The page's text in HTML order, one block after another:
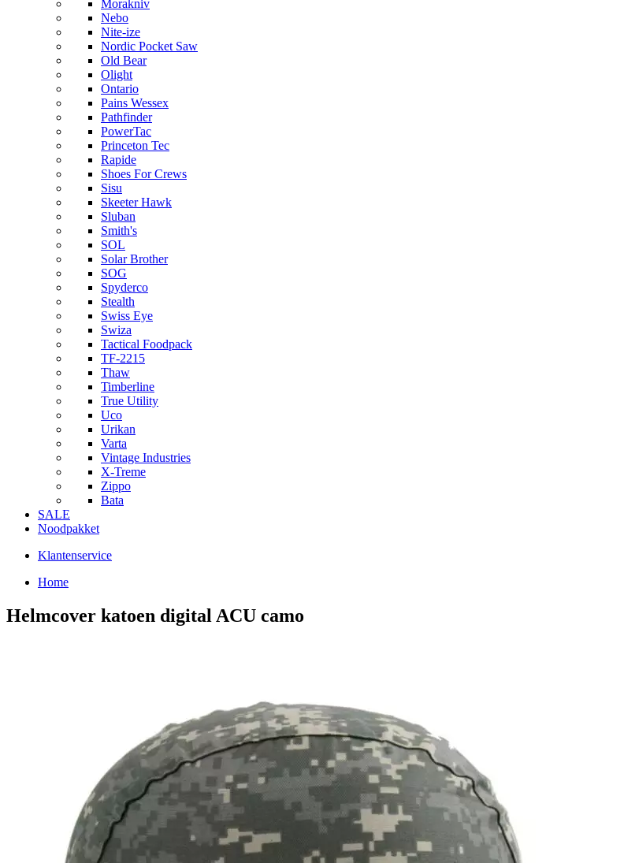
Morakniv
Nebo
Nite-ize
Nordic Pocket Saw
Old Bear
Olight
Ontario
Pains Wessex
Pathfinder
PowerTac
Princeton Tec
Rapide
Shoes For Crews
Sisu
Skeeter Hawk
Sluban
Smith's
SOL
Solar Brother
SOG
Spyderco
Stealth
Swiss Eye
Swiza
Tactical Foodpack
TF-2215
Thaw
Timberline
True Utility
Uco
Urikan
Varta
Vintage Industries
X-Treme
Zippo
Bata
SALE
Noodpakket
Klantenservice
Home
Helmcover katoen digital ACU camo